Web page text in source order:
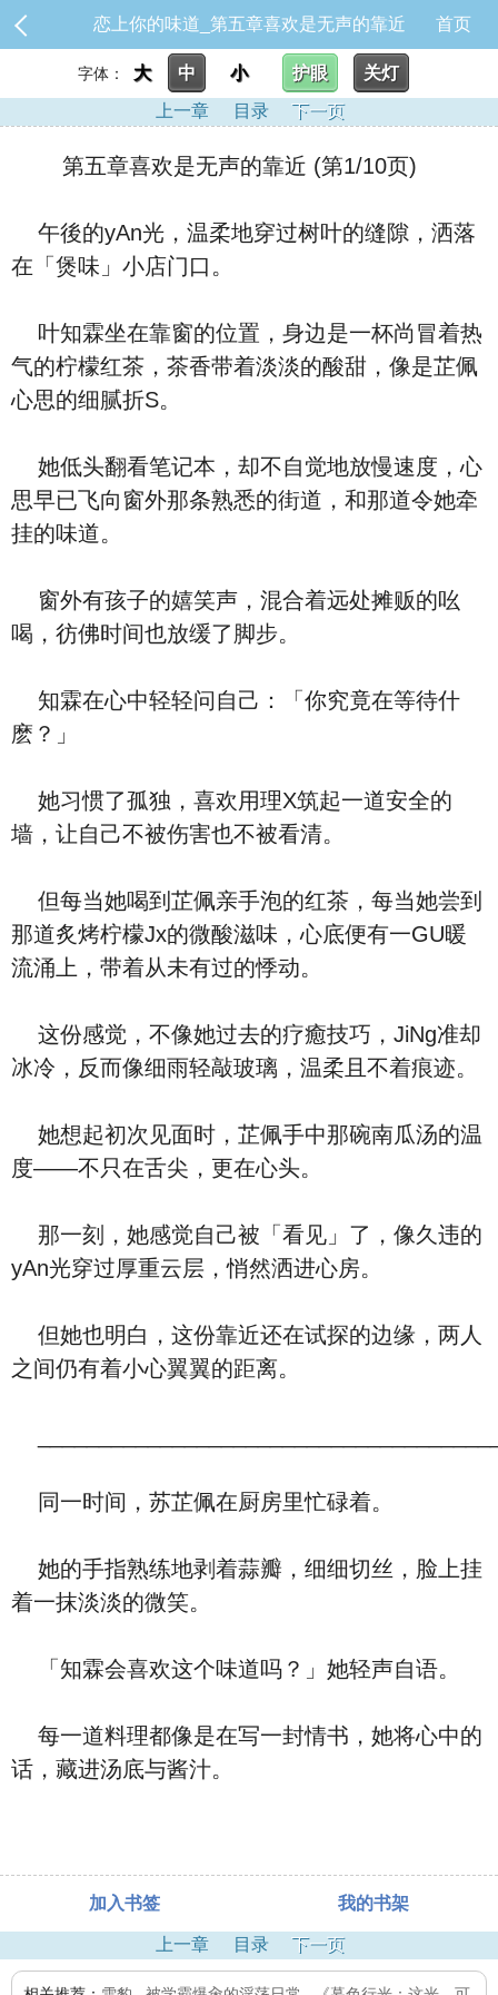
恋上你的味道_第五章喜欢是无声的靠近 首页
字体： 大 中 小 护眼
关灯
上一章
目录 下一页
第五章喜欢是无声的靠近 (第1/10页)
午後的yAn光，温柔地穿过树叶的缝隙，洒落
在「煲味」小店门口。
叶知霖坐在靠窗的位置，身边是一杯尚冒着热
气的柠檬红茶，茶香带着淡淡的酸甜，像是芷佩
心思的细腻折S。
她低头翻看笔记本，却不自觉地放慢速度，心
思早已飞向窗外那条熟悉的街道，和那道令她牵
挂的味道。
窗外有孩子的嬉笑声，混合着远处摊贩的吆
喝，彷佛时间也放缓了脚步。
知霖在心中轻轻问自己：「你究竟在等待什
麽？」
她习惯了孤独，喜欢用理X筑起一道安全的
墙，让自己不被伤害也不被看清。
但每当她喝到芷佩亲手泡的红茶，每当她尝到
那道炙烤柠檬Jx的微酸滋味，心底便有一GU暖
流涌上，带着从未有过的悸动。
这份感觉，不像她过去的疗癒技巧，JiNg准却
冰冷，反而像细雨轻敲玻璃，温柔且不着痕迹。
她想起初次见面时，芷佩手中那碗南瓜汤的温
度——不只在舌尖，更在心头。
那一刻，她感觉自己被「看见」了，像久违的
yAn光穿过厚重云层，悄然洒进心房。
但她也明白，这份靠近还在试探的边缘，两人
之间仍有着小心翼翼的距离。
同一时间，苏芷佩在厨房里忙碌着。
她的手指熟练地剥着蒜瓣，细细切丝，脸上挂
着一抹淡淡的微笑。
「知霖会喜欢这个味道吗？」她轻声自语。
每一道料理都像是在写一封情书，她将心中的
话，藏进汤底与酱汁。
加入书签 我的书架
上一章 目录 下一页